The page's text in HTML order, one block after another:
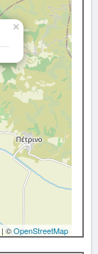
×
| ©OpenStreetMap